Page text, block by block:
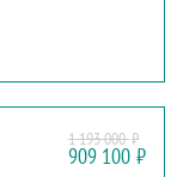
1 193 000₽
909 100 ₽